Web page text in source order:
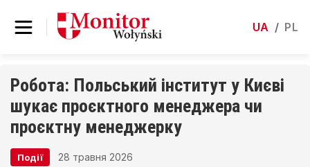
UA / PL
Робота: Польський інститут у Києві
шукає проєктного менеджера чи
проєктну менеджерку
Події 28 травня 2026